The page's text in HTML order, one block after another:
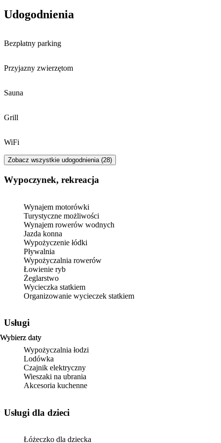
Wybierz daty
Wybierz daty
Udogodnienia
Bezpłatny parking
Przyjazny zwierzętom
Sauna
Grill
WiFi
Zobacz wszystkie udogodnienia (28)
Wypoczynek, rekreacja
Wynajem motorówki
Turystyczne możliwości
Wynajem rowerów wodnych
Jazda konna
Wypożyczenie łódki
Pływalnia
Wypożyczalnia rowerów
Łowienie ryb
Żeglarstwo
Wycieczka statkiem
Organizowanie wycieczek statkiem
Usługi
Wypożyczalnia łodzi
Lodówka
Czajnik elektryczny
Wieszaki na ubrania
Akcesoria kuchenne
usługi dla dzieci
Łóżeczko dla dziecka